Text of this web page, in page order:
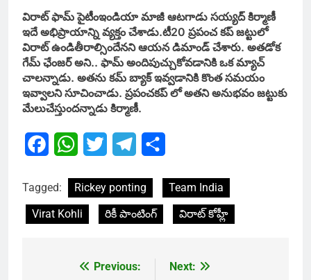
విరాట్ ఫామ్ పైటీంఇండియా మాజీ ఆటగాడు సయ్యద్ కిర్మాణీ
ఇదే అభిప్రాయాన్ని వ్యక్తం చేశాడు.టీ20 ప్రపంచ కప్ జట్టులో
విరాట్ ఉండితీరాల్సిందేనని ఆయన డిమాండ్ చేశారు. అతడోక
గేమ్ ఛేంజర్ అని.. ఫామ్ అందిపుచ్చుకోవడానికి ఒక మ్యాచ్
చాలన్నాడు. అతను కమ్ బ్యాక్ ఇవ్వడానికి కొంత సమయం
ఇవ్వాలని సూచించాడు. ప్రపంచకప్ లో అతని అనుభవం జట్టుకు
మేలుచేస్తుందన్నాడు కిర్మాణీ.
FacebookWhatsApp
Twitter Telegram
Tagged: Rickey ponting
Team India
Virat Kohli
రికీ పాంటింగ్ విరాట్ కోహ్లీ
Previous:
Next: